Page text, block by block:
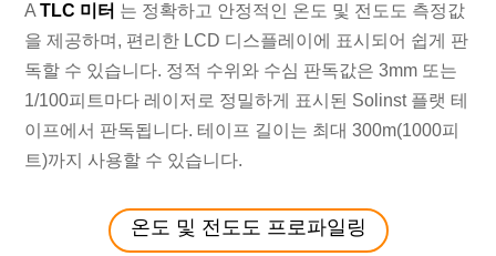
ATLC 미터 는 정확하고 안정적인 온도 및 전도도 측정값
을 제공하며, 편리한 LCD 디스플레이에 표시되어 쉽게 판
독할 수 있습니다. 정적 수위와 수심 판독값은 3mm 또는
1/100피트마다 레이저로 정밀하게 표시된 Solinst 플랫 테
이프에서 판독됩니다. 테이프 길이는 최대 300m(1000피
트)까지 사용할 수 있습니다.
온도 및 전도도 프로파일링